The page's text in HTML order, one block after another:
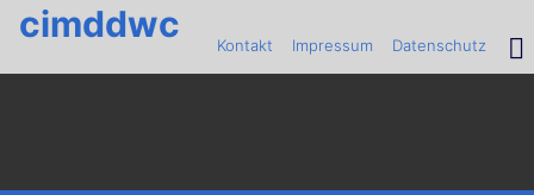
cimddwc Kontakt Impressum Datenschutz